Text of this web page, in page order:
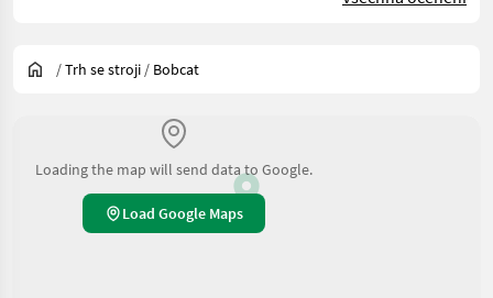
/Trh se stroji / Bobcat
Loading the map will send data to Google.
Load Google Maps